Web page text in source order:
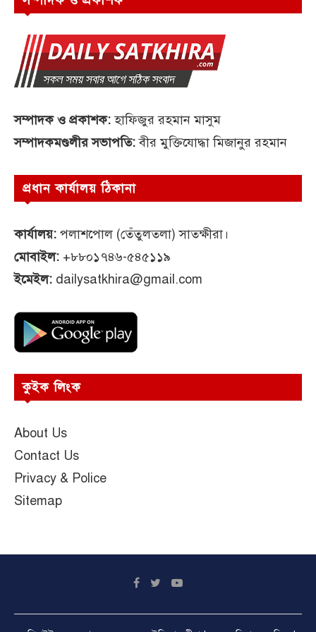
সম্পাদক ও প্রকাশক:হাফিজুর রহমান মাসুম
সম্পাদকমণ্ডলীর সভাপতি:বীর মুক্তিযোদ্ধা মিজানুর রহমান
প্রধান কার্যালয় ঠিকানা
কার্যালয়: পলাশপোল (তেঁতুলতলা) সাতক্ষীরা।
মোবাইল: +৮৮০১৭৪৬-৫৪৫১১৯
ইমেইল: dailysatkhira@gmail.com
কুইক লিংক
About Us
Contact Us
Privacy & Police
Sitemap